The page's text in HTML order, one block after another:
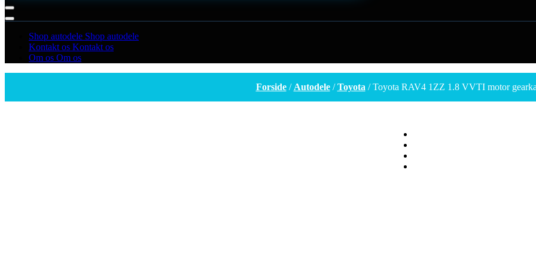
Shop autodele Shop autodele
Kontakt os Kontakt os
Om os Om os
Forside/ Autodele/Toyota / Toyota RAV4 1ZZ 1.8 VVTI motor